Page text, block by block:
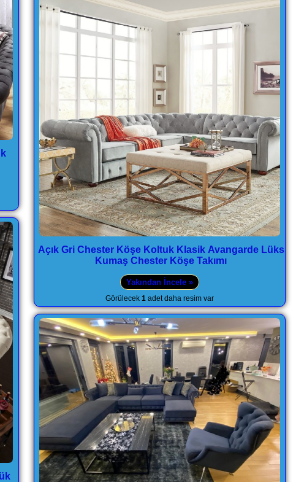
Açık Gri Chester Köşe Koltuk Klasik Avangarde Lüks
Kumaş Chester Köşe Takımı
Yakından İncele »
Görülecek 1adet daha resim var